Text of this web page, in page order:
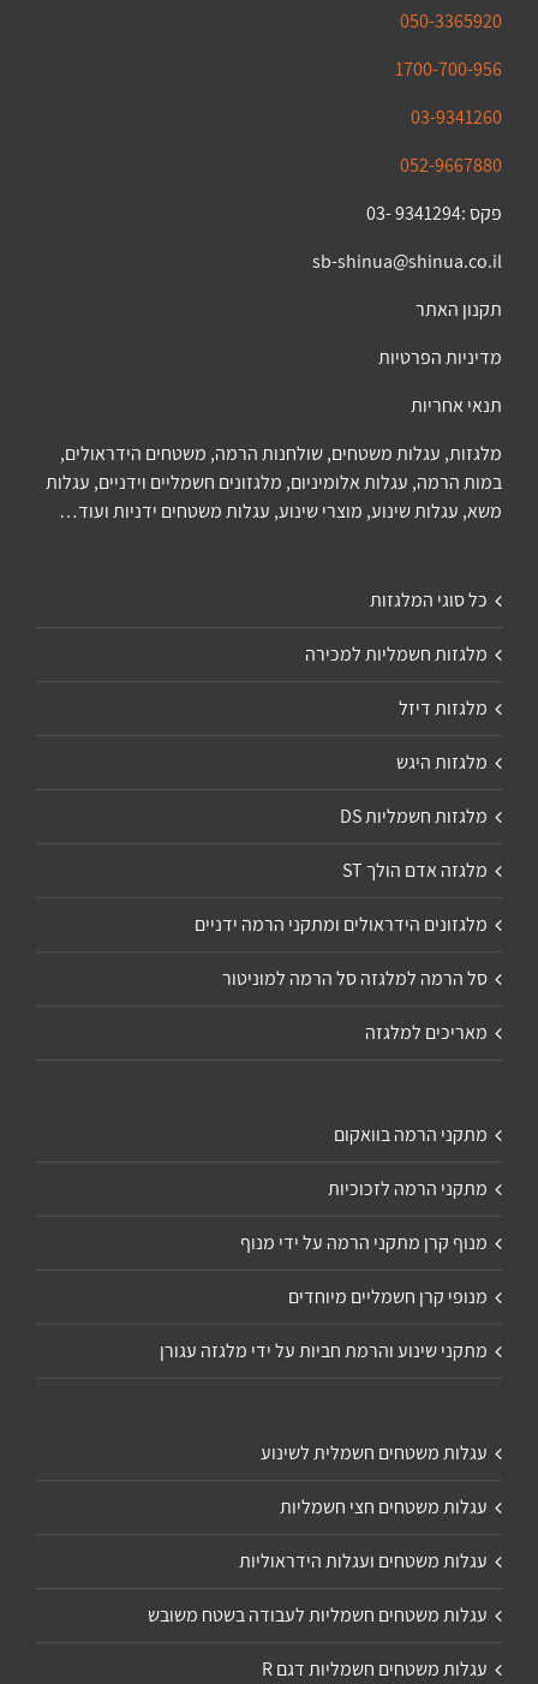
050-3365920
1700-700-956
03-9341260
052-9667880
פקס :9341294 -03
sb-shinua@shinua.co.il
תקנון האתר
מדיניות הפרטיות
תנאי אחריות
מלגזות, עגלות משטחים, שולחנות הרמה, משטחים הידראולים,
במות הרמה, עגלות אלומיניום, מלגזונים חשמליים וידניים, עגלות
משא, עגלות שינוע, מוצרי שינוע, עגלות משטחים ידניות ועוד…
כל סוגי המלגזות
מלגזות חשמליות למכירה
מלגזות דיזל
מלגזות היגש
מלגזות חשמליות DS
מלגזה אדם הולך ST
מלגזונים הידראולים ומתקני הרמה ידניים
סל הרמה למלגזה סל הרמה למוניטור
מאריכים למלגזה
מתקני הרמה בוואקום
מתקני הרמה לזכוכיות
מנוף קרן מתקני הרמה על ידי מנוף
מנופי קרן חשמליים מיוחדים
מתקני שינוע והרמת חביות על ידי מלגזה עגורן
עגלות משטחים חשמלית לשינוע
עגלות משטחים חצי חשמליות
עגלות משטחים ועגלות הידראוליות
עגלות משטחים חשמליות לעבודה בשטח משובש
עגלות משטחים חשמליות דגם R